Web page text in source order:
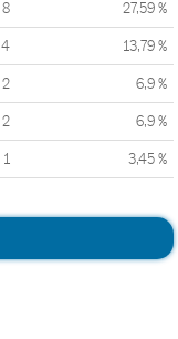
8 27,59 %
4 13,79 %
2 6,9 %
2 6,9 %
1 3,45 %